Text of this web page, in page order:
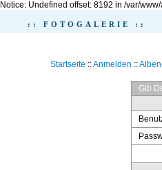
Notice: Undefined offset: 8192 in /var/
:: FOTOGALERIE ::
Startseite ::Anmelden ::
Gib